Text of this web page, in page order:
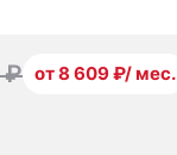
₽ от 8 609 ₽/ мес.